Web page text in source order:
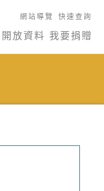
網站導覽 快速查詢
開放資料 我要捐贈